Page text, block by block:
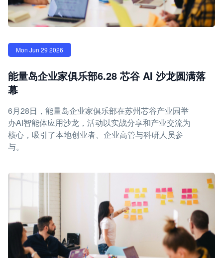
Mon Jun 29 2026
能量岛企业家俱乐部6.28 芯谷 AI 沙龙圆满落
幕
6月28日，能量岛企业家俱乐部在苏州芯谷产业园举
办AI智能体应用沙龙，活动以实战分享和产业交流为
核心，吸引了本地创业者、企业高管与科研人员参
与。